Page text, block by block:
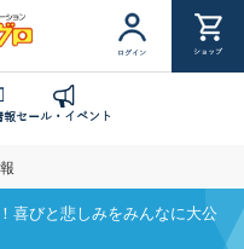
ログイン ショップ
報セール・イベント
喜びと悲しみをみんなに大公